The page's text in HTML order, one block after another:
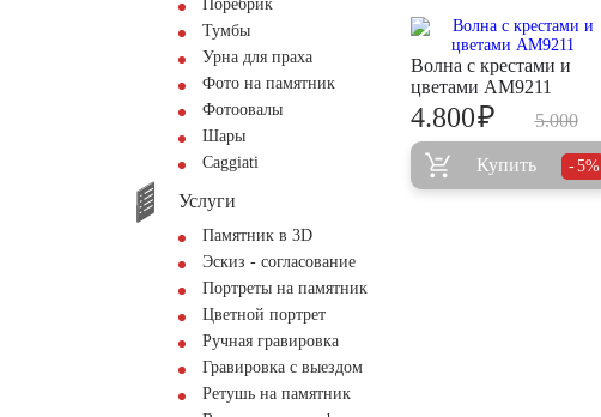
Поребрик
Тумбы
Урна для праха
Фото на памятник
Фотоовалы
Шары
Сaggiati
Услуги
Памятник в 3D
Эскиз - согласование
Портреты на памятник
Цветной портрет
Ручная гравировка
Гравировка с выездом
Ретушь на памятник
Волна с крестами и
цветами AM9211
5.000
4.800₽
Купить 5%